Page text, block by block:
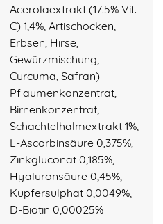
Acerolaextrakt (17.5% Vit.
C) 1,4%, Artischocken,
Erbsen, Hirse,
Gewürzmischung,
Curcuma, Safran)
Pflaumenkonzentrat,
Birnenkonzentrat,
Schachtelhalmextrakt 1%,
L-Ascorbinsäure 0,375%,
Zinkgluconat 0,185%,
Hyaluronsäure 0,45%,
Kupfersulphat 0,0049%,
D-Biotin 0,00025%